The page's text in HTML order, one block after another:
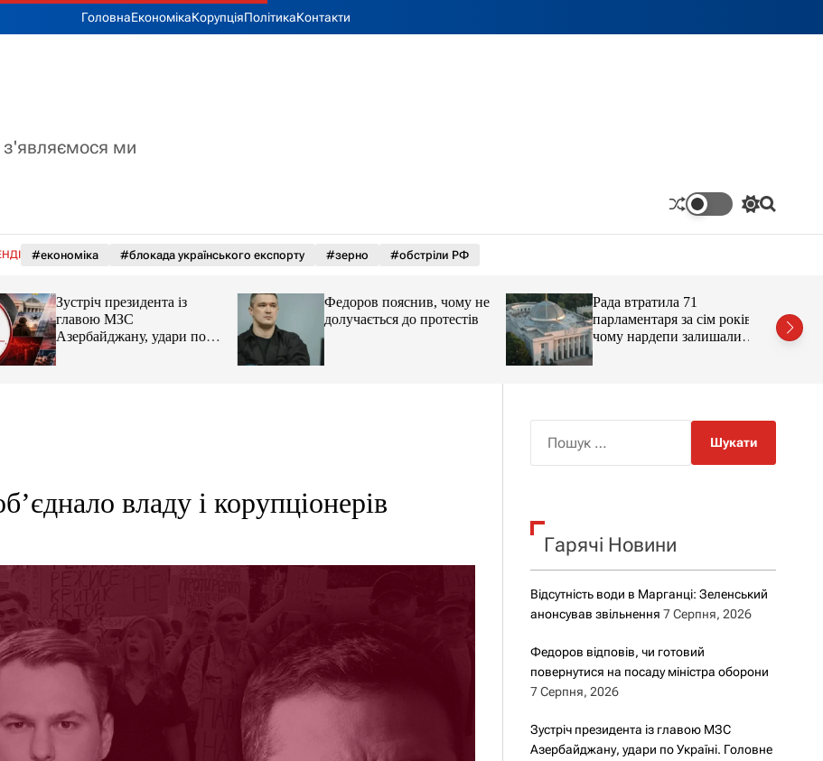
ГоловнаЕкономікаКорупціяПолітикаКонтакти
ми
П
а
ч
р
о
у
П
#економіка #блокада українського експорту #зерно #обстріли РФ
Зустріч президента із
главою МЗС
Азербайджану, удари по
Україні. Головне за 6
серпня 2026
Федоров пояснив, чому не
долучається до протестів
Рада втратила 71
парламентаря за сім років:
чому нардепи залишали
парламент
владу і корупціонерів
к
Гарячі Новини
Відсутність води в Марганці: Зеленський
анонсував звільнення 7 Серпня, 2026
Федоров відповів, чи готовий
повернутися на посаду міністра оборони
7 Серпня, 2026
Зустріч президента із главою МЗС
Азербайджану, удари по Україні. Головне